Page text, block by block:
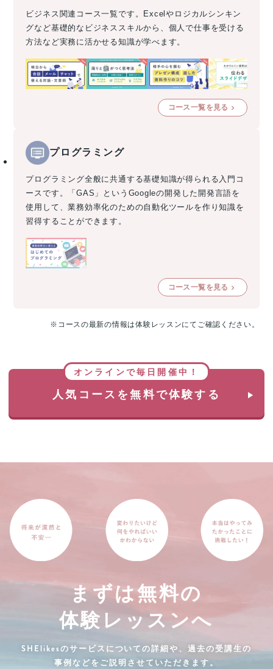
ビジネス関連コース一覧です。Excelやロジカルシンキン
グなど基礎的なビジネススキルから、個人で仕事を受ける
方法など実務に活かせる知識が学べます。
コース一覧を見る
プログラミング
プログラミング全般に共通する基礎知識が得られる入門コ
ースです。「GAS」というGoogleの開発した開発言語を
使用して、業務効率化のための自動化ツールを作り知識を
習得することができます。
コース一覧を見る
※コースの最新の情報は体験レッスンにてご確認ください。
オンラインで毎日開催中！
人気コースを無料で体験する
まずは無料の
体験レッスンへ
SHElikesのサービスについての詳細や、過去の受講生の
事例などをご説明させていただきます。